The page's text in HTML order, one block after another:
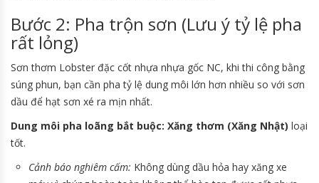
Bước 2: Pha trộn sơn (Lưu ý tỷ lệ pha
rất lỏng)
Sơn thơm Lobster đặc cốt nhựa nhựa gốc NC, khi thi công bằng
súng phun, bạn cần pha tỷ lệ dung môi lớn hơn nhiều so với sơn
dầu để hạt sơn xé ra mịn nhất.
Dung môi pha loãng bắt buộc: Xăng thơm (Xăng Nhật) loại
tốt.
Cảnh báo nghiêm cấm: Không dùng dầu hỏa hay xăng xe